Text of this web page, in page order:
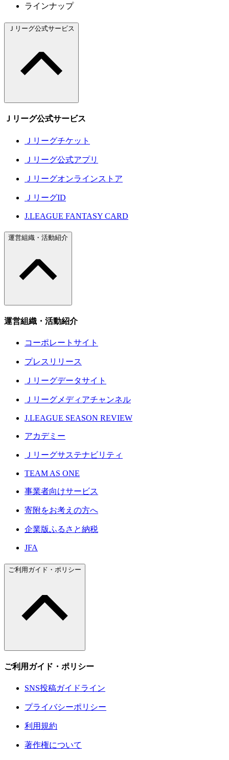
ラインナップ
Ｊリーグ公式サービス
Ｊリーグ公式サービス
Ｊリーグチケット
Ｊリーグ公式アプリ
Ｊリーグオンラインストア
ＪリーグID
J.LEAGUE FANTASY CARD
運営組織・活動紹介
運営組織・活動紹介
コーポレートサイト
プレスリリース
Ｊリーグデータサイト
Ｊリーグメディアチャンネル
J.LEAGUE SEASON REVIEW
アカデミー
Ｊリーグサステナビリティ
TEAM AS ONE
事業者向けサービス
寄附をお考えの方へ
企業版ふるさと納税
JFA
ご利用ガイド・ポリシー
ご利用ガイド・ポリシー
SNS投稿ガイドライン
プライバシーポリシー
利用規約
著作権について